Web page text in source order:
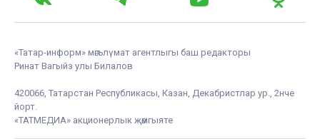
«Татар-информ» мәгълүмат агентлыгы баш редакторы
Ринат Вагыйз улы Билалов
420066, Татарстан Республикасы, Казан, Декабристлар ур., 2нче
йорт.
«ТАТМЕДИА» акционерлык җәмгыяте